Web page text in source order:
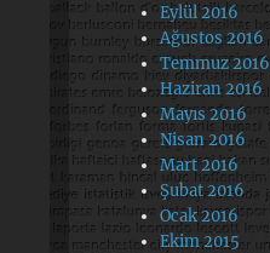
Eylül 2016
Ağustos 2016
Temmuz 2016
Haziran 2016
Mayıs 2016
Nisan 2016
Mart 2016
Şubat 2016
Ocak 2016
Ekim 2015